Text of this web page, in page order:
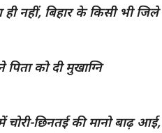
ही नहीं, बिहार के किसी भी
को दी मुखाग्नि
चोरी-छिनतई की मानो बाढ़ आई,